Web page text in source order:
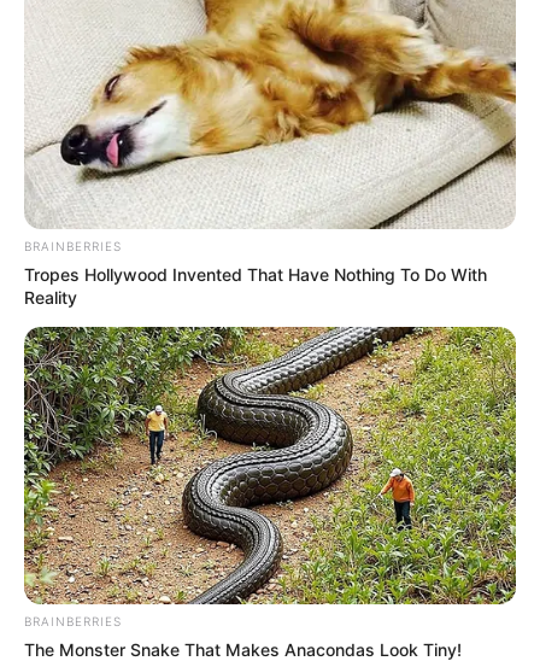
BRAINBERRIES
Tropes Hollywood Invented That Have Nothing To Do With
Reality
BRAINBERRIES
The Monster Snake That Makes Anacondas Look Tiny!